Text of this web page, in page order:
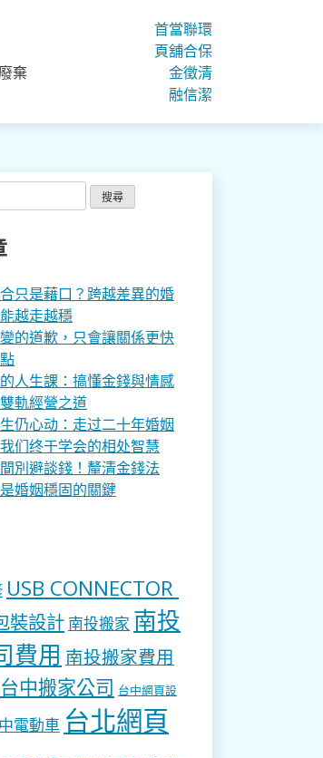
棄
首
頁
當
舖
金
融
聯
合
徵
信
環
保
清
潔
只是藉口？跨越差異的婚
越走越穩
的道歉，只會讓關係更快
人生課：搞懂金錢與情感
軌經營之道
仍心动：走过二十年婚姻
们终于学会的相处智慧
別避談錢！釐清金錢法
婚姻穩固的關鍵
USB CONNECTOR
裝設計 南投搬家 南投
費用 南投搬家費用
台中搬家公司 台中網頁設
電動車 台北網頁